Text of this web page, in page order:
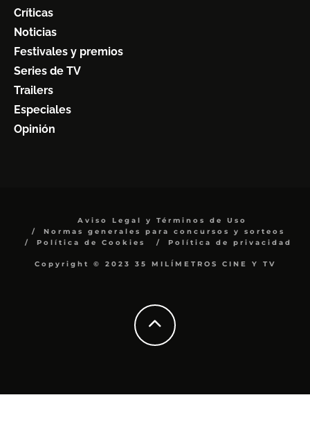
Críticas
Noticias
Festivales y premios
Series de TV
Trailers
Especiales
Opinión
Aviso Legal y Términos de Uso
Normas generales para concursos y sorteos
Política de Cookies
Política de privacidad
Copyright © 2023 35 MILÍMETROS CINE Y TV